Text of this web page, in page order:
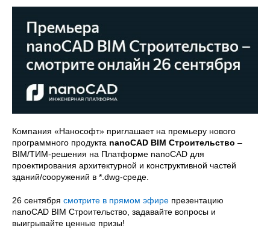
Компания «Нанософт» приглашает на премьеру нового
программного продукта nanoCAD BIM Строительство –
BIM/ТИМ-решения на Платформе nanoCAD для
проектирования архитектурной и конструктивной частей
зданий/сооружений в *.dwg-среде.
26 сентября смотрите в прямом эфире презентацию
nanoCAD BIM Строительство, задавайте вопросы и
выигрывайте ценные призы!